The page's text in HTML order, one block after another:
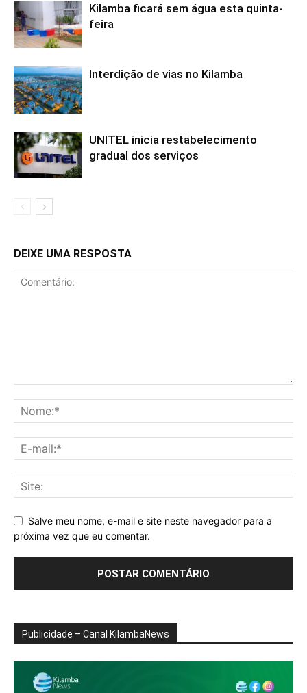
Kilamba ficará sem água esta quinta-
feira
Interdição de vias no Kilamba
UNITEL inicia restabelecimento
gradual dos serviços
DEIXE UMA RESPOSTA
Salve meu nome, e-mail e site neste navegador para a
próxima vez que eu comentar.
Publicidade – Canal KilambaNews